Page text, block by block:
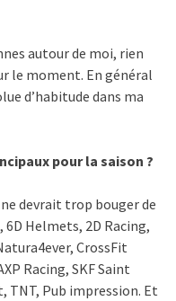
autour de moi, rien
le moment. En général
d’habitude dans ma
pour la saison ?
devrait trop bouger de
Helmets, 2D Racing,
CrossFit
Racing, SKF Saint
TNT, Pub impression. Et